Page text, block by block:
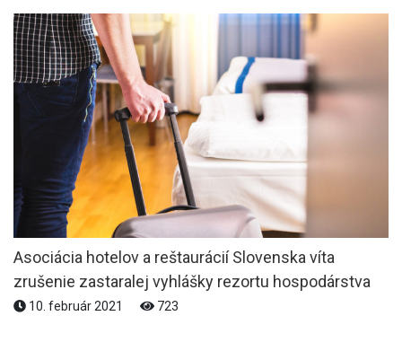
Asociácia hotelov a reštaurácií Slovenska víta
zrušenie zastaralej vyhlášky rezortu hospodárstva
10. február 2021 723